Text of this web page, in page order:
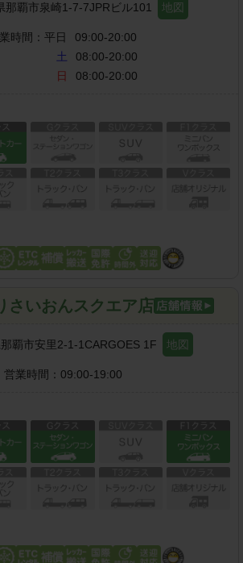
那覇市泉崎1-7-7JPRビル101 地図
時間： 平日
09:00-20:00
土
08:00-20:00
日
08:00-20:00
さいおんスクエア店
覇市安里2-1-1CARGOES 1F 地図
営業時間： 09:00-19:00